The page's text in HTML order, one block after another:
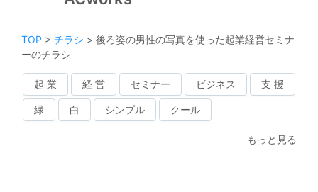
TOP > チラシ > 後ろ姿の男性の写真を使った起業経営セミナ
ーのチラシ
起 業 経 営 セミナー ビジネス 支 援
緑 白 シンプル クール
もっと見る